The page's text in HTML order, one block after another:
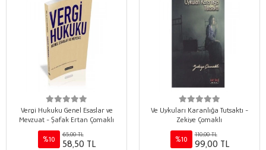
Vergi Hukuku Genel Esaslar ve
Mevzuat - Şafak Ertan Çomaklı
%10
65,00 TL
58,50 TL
Ve Uykuları Karanlığa Tutsaktı -
Zekiye Çomaklı
%10
110,00 TL
99,00 TL